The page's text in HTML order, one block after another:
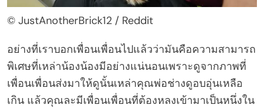
© JustAnotherBrick12 / Reddit
อย่างที่เราบอกเพื่อนเพื่อนไปแล้วว่ามันคือความสามารถ
พิเศษที่เหล่าน้องน้องมีอย่างแน่นอนเพราะดูจากภาพที่
เพื่อนเพื่อนส่งมาให้ดูนั้นเหล่าคุณพ่อช่างดูอบอุ่นเหลือ
เกิน แล้วคุณละมีเพื่อนเพื่อนที่ต้องหลงเข้ามาเป็นหนึ่งใน